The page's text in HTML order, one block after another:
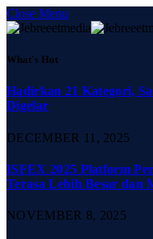
Close Menu
What's Hot
Hadirkan 21 Kategori,
Digelar
DECEMBER 11, 2025
ISFEX 2025 Platform
Terasa Lebih Besar dan
NOVEMBER 8, 2025